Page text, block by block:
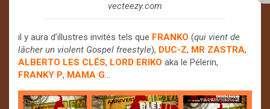
vecteezy.com
il y aura d’illustres invités tels que FRANKO (qui vient de
lâcher un violent Gospel freestyle), DUC-Z, MR ZASTRA,
ALBERTO LES CLÉS, LORD ERIKO aka le Pélerin,
FRANKY P, MAMA G…